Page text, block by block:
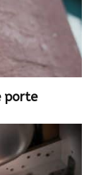
porte